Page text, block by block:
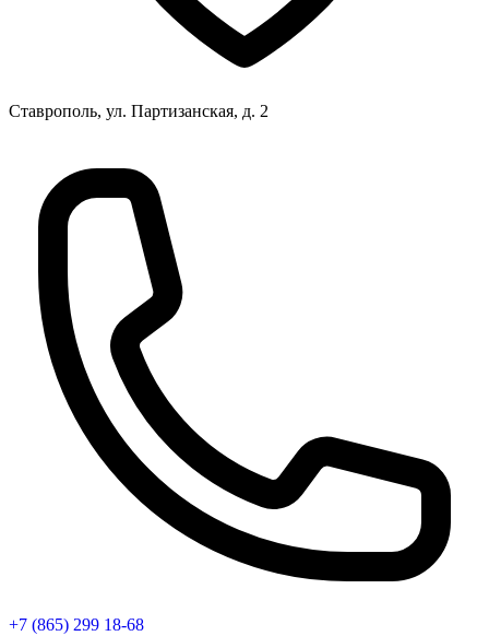
Ставрополь, ул. Партизанская, д. 2
+7 (865) 299 18-68